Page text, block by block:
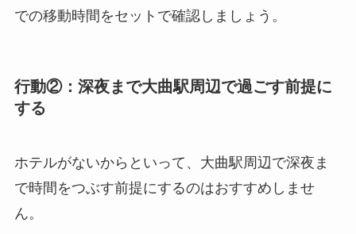
での移動時間をセットで確認しましょう。
行動②：深夜まで大曲駅周辺で過ごす前提に
する
ホテルがないからといって、大曲駅周辺で深夜ま
で時間をつぶす前提にするのはおすすめしませ
ん。